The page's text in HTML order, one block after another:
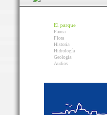
El parque
Fauna
Flora
Historia
Hidrología
Geología
Audios